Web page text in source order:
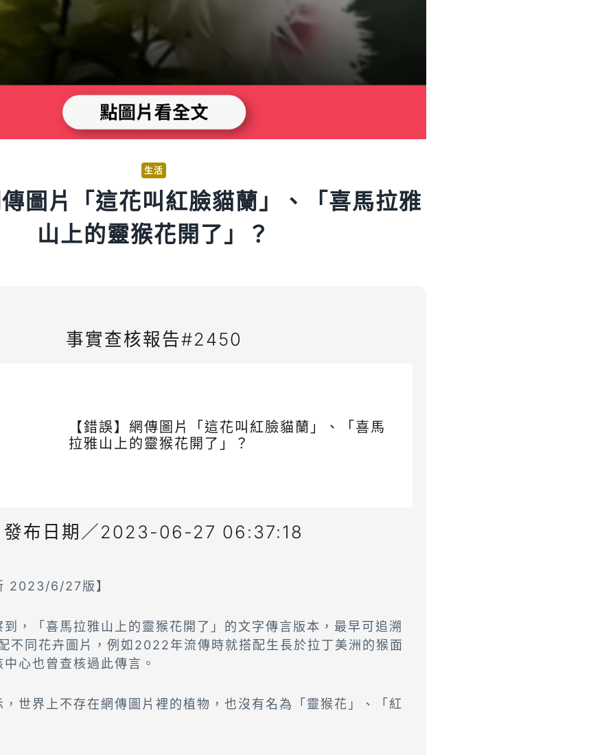
生活
圖片「這花叫紅臉貓蘭」、「喜馬拉雅
山上的靈猴花開了」？
事實查核報告#2450
【錯誤】網傳圖片「這花叫紅臉貓蘭」、「喜馬
拉雅山上的靈猴花開了」？
發布日期／2023-06-27 06:37:18
2023/6/27版】
，「喜馬拉雅山上的靈猴花開了」的文字傳言版本，最早可追溯
不同花卉圖片，例如2022年流傳時就搭配生長於拉丁美洲的猴面
心也曾查核過此傳言。
世界上不存在網傳圖片裡的植物，也沒有名為「靈猴花」、「紅